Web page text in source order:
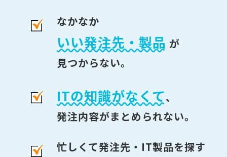
なかなか
いい発注先・製品 が
見つからない。
ITの知識がなくて、
発注内容がまとめられない。
忙しくて発注先・IT製品を探す